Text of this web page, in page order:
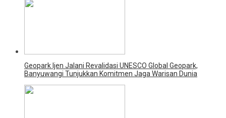
Geopark Ijen Jalani Revalidasi UNESCO Global Geopark,
Banyuwangi Tunjukkan Komitmen Jaga Warisan Dunia